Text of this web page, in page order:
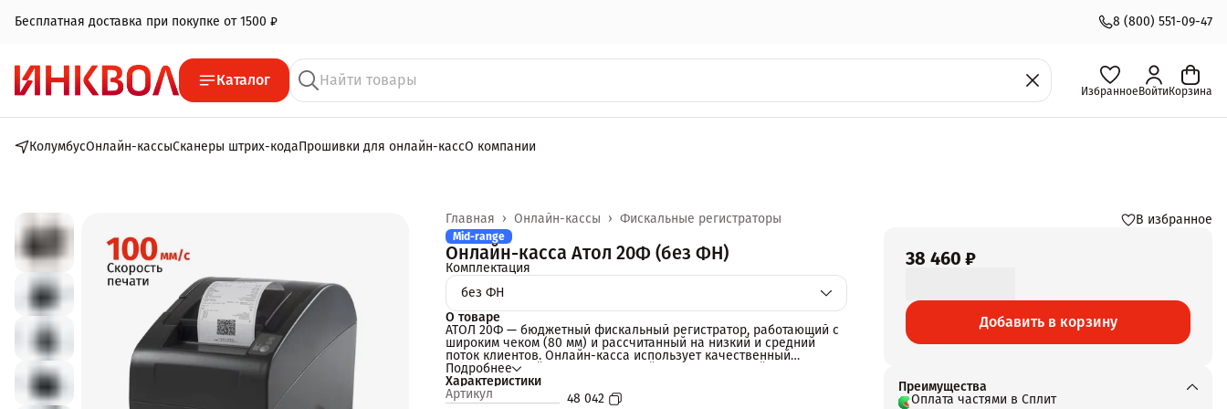
Бесплатная доставка при покупке от 1500 ₽ 8 (800) 551-09-47
Каталог
Избранное Войти Корзина
КолумбусОнлайн-кассыСканеры штрих-кодаПрошивки для онлайн-кассО компании
Фискальные регистраторы
Онлайн-кассы ›
Главная ›
Mid-range
Онлайн-касса Атол 20Ф (без ФН)
Комплектация
без ФН
О товаре
АТОЛ 20Ф — бюджетный фискальный регистратор, работающий с
широким чеком (80 мм) и рассчитанный на низкий и средний
поток клиентов. Онлайн-касса использует качественный
автоматический отрезчик чековой ленты. Надежный механизм
защищает от заклинивания ножа.
Экономит ваши деньги
Подробнее
Характеристики
Артикул
48 042
В избранное
38 460 ₽
Добавить в корзину
Преимущества
Оплата частями в Сплит